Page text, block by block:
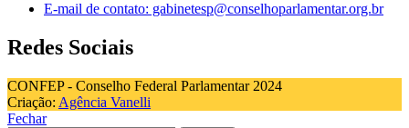
E-mail de contato: gabinetesp@conselhoparlamentar.org.br
Redes Sociais
CONFEP - Conselho Federal Parlamentar 2024
Criação: Agência Vanelli
Fechar